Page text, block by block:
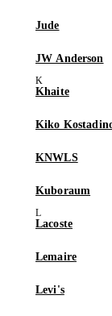
Jude
JW Anderson
Khaite
Kiko
KNWLS
Kuboraum
Lacoste
Lemaire
Levi's